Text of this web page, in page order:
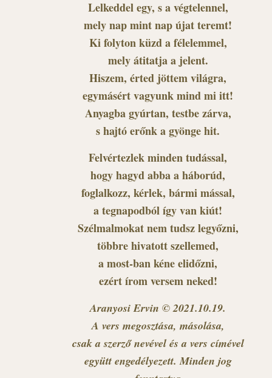
Lelkeddel egy, s a végtelennel,
mely nap mint nap újat teremt!
Ki folyton küzd a félelemmel,
mely átitatja a jelent.
Hiszem, érted jöttem világra,
egymásért vagyunk mind mi itt!
Anyagba gyúrtan, testbe zárva,
s hajtó erőnk a gyönge hit.
Felvértezlek minden tudással,
hogy hagyd abba a háborúd,
foglalkozz, kérlek, bármi mással,
a tegnapodból így van kiút!
Szélmalmokat nem tudsz legyőzni,
többre hivatott szellemed,
a most-ban kéne elidőzni,
ezért írom versem neked!
Aranyosi Ervin © 2021.10.19.
A vers megosztása, másolása,
csak a szerző nevével és a vers címével
együtt engedélyezett. Minden jog